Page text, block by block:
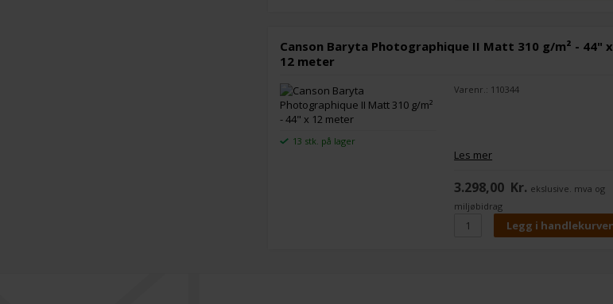
Canson Baryta Photographique II Matt 310 g/m² - 44" x
12 meter
13 stk. på lager
Varenr.: 110344
Les mer
3.298,00 Kr. ekslusive. mva og
miljøbidrag